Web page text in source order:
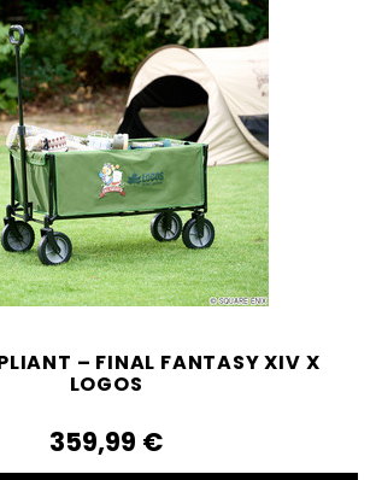
– FINAL FANTASY XIV X
LOGOS
359,99‎ ‎€